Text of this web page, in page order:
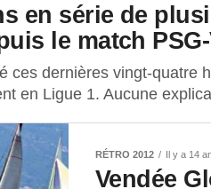
en série de
le match
ces dernières vingt-quatre
en Ligue 1. Aucune
RÉTRO 2012 Il y a 14
Vendée